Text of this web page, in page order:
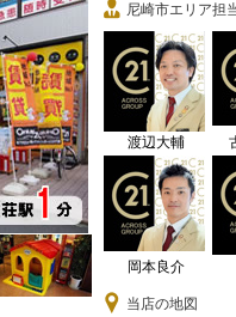
尼崎市エリア担
渡辺大輔
岡本良介
当店の地図